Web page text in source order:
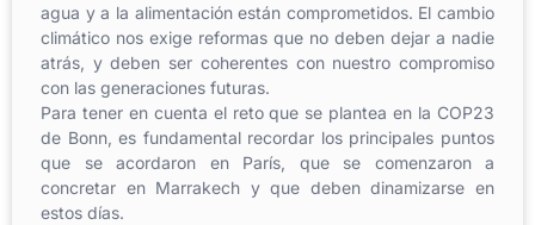
agua y a la alimentación están comprometidos. El cambio
climático nos exige reformas que no deben dejar a nadie
atrás, y deben ser coherentes con nuestro compromiso
con las generaciones futuras.
Para tener en cuenta el reto que se plantea en la COP23
de Bonn, es fundamental recordar los principales puntos
que se acordaron en París, que se comenzaron a
concretar en Marrakech y que deben dinamizarse en
estos días.